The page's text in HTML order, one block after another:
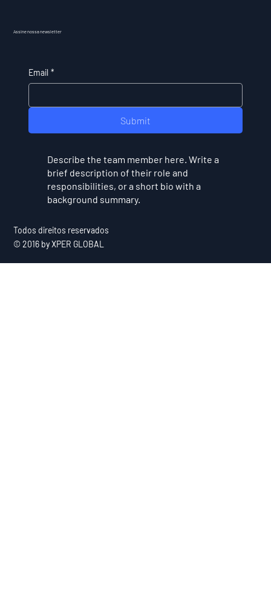
Assine nossa newsletter
Email *
Submit
Describe the team member here. Write a
brief description of their role and
responsibilities, or a short bio with a
background summary.
Todos direitos reservados
© 2016 by XPER GLOBAL